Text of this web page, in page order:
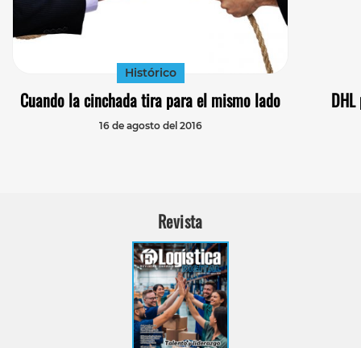
Histórico
Cuando la cinchada tira para el mismo lado
16 de agosto del 2016
Revista